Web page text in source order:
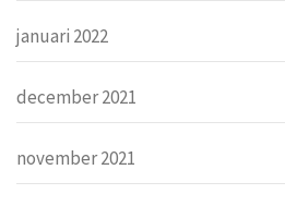
januari 2022
december 2021
november 2021